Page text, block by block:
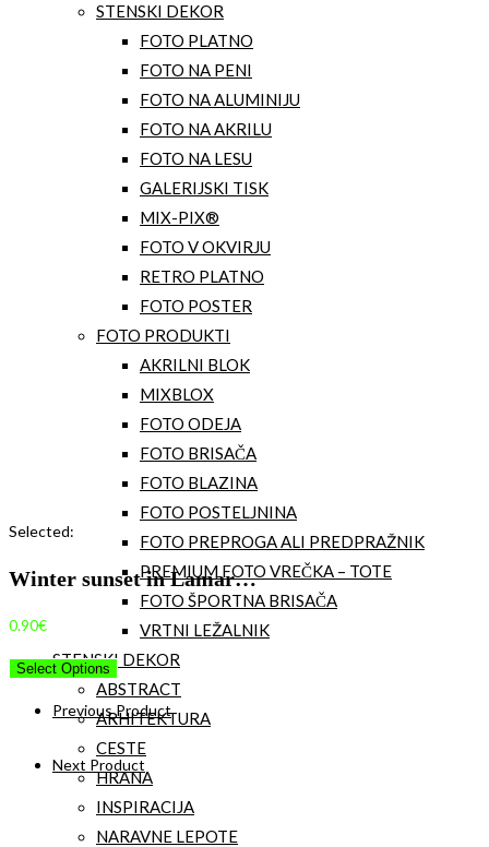
STENSKI DEKOR
FOTO PLATNO
FOTO NA PENI
FOTO NA ALUMINIJU
FOTO NA AKRILU
FOTO NA LESU
GALERIJSKI TISK
MIX-PIX®
FOTO V OKVIRJU
RETRO PLATNO
FOTO POSTER
FOTO PRODUKTI
AKRILNI BLOK
MIXBLOX
FOTO ODEJA
FOTO BRISAČA
FOTO BLAZINA
FOTO POSTELJNINA
FOTO PREPROGA ALI PREDPRAŽNIK
PREMIUM FOTO VREČKA – TOTE
FOTO ŠPORTNA BRISAČA
VRTNI LEŽALNIK
STENSKI DEKOR
ABSTRACT
ARHITEKTURA
CESTE
HRANA
INSPIRACIJA
NARAVNE LEPOTE
Selected:
Winter sunset in Lamar…
0.90€
Select Options
Previous Product
Next Product